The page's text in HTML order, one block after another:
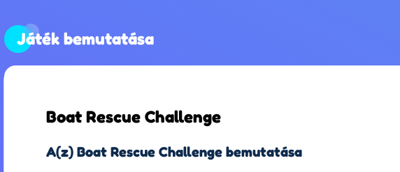
Játék bemutatása
Boat Rescue Challenge
A(z) Boat Rescue Challenge bemutatása